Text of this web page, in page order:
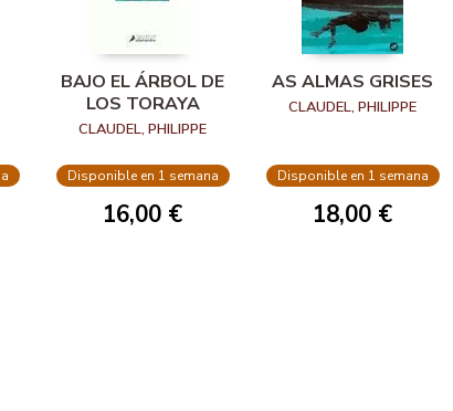
BAJO EL ÁRBOL DE
LOS TORAYA
CLAUDEL, PHILIPPE
Disponible en 1 semana
16,00 €
AS ALMAS GRISES
CLAUDEL, PHILIPPE
Disponible en 1 semana
18,00 €